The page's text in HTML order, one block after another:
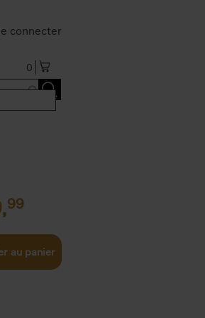
connecter
0
99
au panier